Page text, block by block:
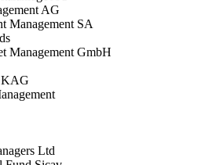
AG
Management SA
Management GmbH
KAG
Ltd